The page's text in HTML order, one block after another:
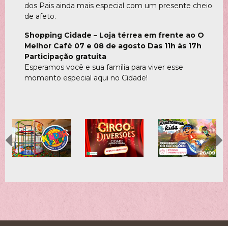
dos Pais ainda mais especial com um presente cheio
de afeto.
Shopping Cidade – Loja térrea em frente ao O
Melhor Café 07 e 08 de agosto Das 11h às 17h
Participação gratuita
Esperamos você e sua família para viver esse
momento especial aqui no Cidade!